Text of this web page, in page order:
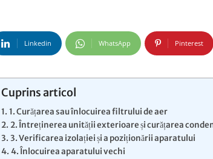
Linkedin WhatsApp Pinterest
Cuprins articol
1. Curățarea sau înlocuirea filtrului de aer
2. Întreținerea unității exterioare și curățarea
3. Verificarea izolației și a poziționării aparatului
4. Înlocuirea aparatului vechi